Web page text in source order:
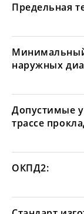
Предельная
наружных
Допустимые
трассе
ОКПД2: